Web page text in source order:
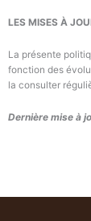
LES MISES À
La présente
fonction des
la consulter
Dernière mise à